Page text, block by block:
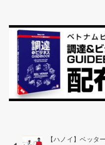
【ハノイ】ベッタ